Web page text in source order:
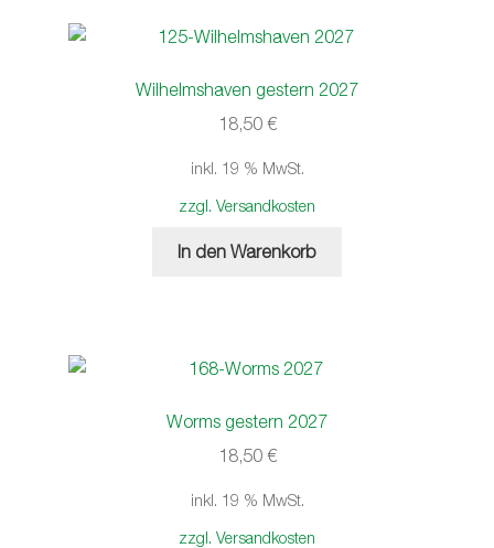
Wilhelmshaven gestern 2027
18,50 €
inkl. 19 % MwSt.
zzgl. Versandkosten
In den Warenkorb
Worms gestern 2027
18,50 €
inkl. 19 % MwSt.
zzgl. Versandkosten